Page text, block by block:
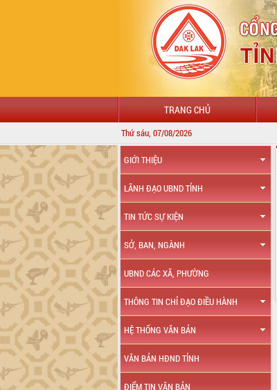
TRANG CHỦ
Thứ sáu, 07/08/2026
GIỚI THIỆU
LÃNH ĐẠO UBND TỈNH
TIN TỨC SỰ KIỆN
SỞ, BAN, NGÀNH
UBND CÁC XÃ, PHƯỜNG
THÔNG TIN CHỈ ĐẠO ĐIỀU HÀNH
HỆ THỐNG VĂN BẢN
VĂN BẢN HĐND TỈNH
ĐIỂM TIN VĂN BẢN